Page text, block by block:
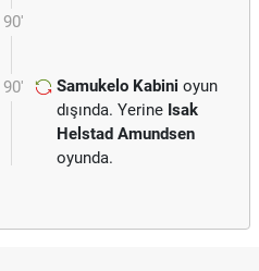
90'
90' Samukelo Kabini oyun
dışında. Yerine Isak
Helstad Amundsen
oyunda.